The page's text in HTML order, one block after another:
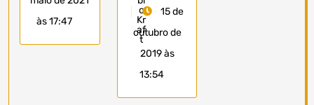
às 17:47
15 de
outubro de
2019 às
13:54